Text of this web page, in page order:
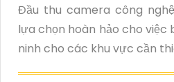
Đầu thu camera công nghệ
lựa chọn hoàn hảo cho việc
ninh cho các khu vực cần